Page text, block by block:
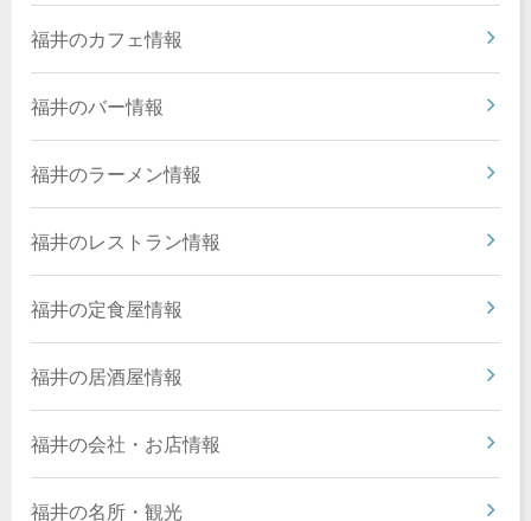
福井のカフェ情報
福井のバー情報
福井のラーメン情報
福井のレストラン情報
福井の定食屋情報
福井の居酒屋情報
福井の会社・お店情報
福井の名所・観光